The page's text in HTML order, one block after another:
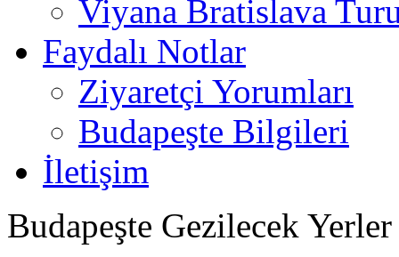
Viyana Bratislava
Faydalı Notlar
Ziyaretçi Yorumları
Budapeşte Bilgileri
İletişim
Budapeşte Gezilecek Yerler